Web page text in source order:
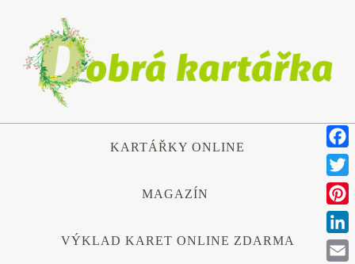
obsah
KARTÁŘKY ONLINE
MAGAZÍN
VÝKLAD KARET ONLINE ZDARMA